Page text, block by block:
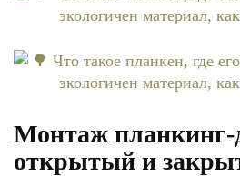
Монтаж планкинг-
открытый и